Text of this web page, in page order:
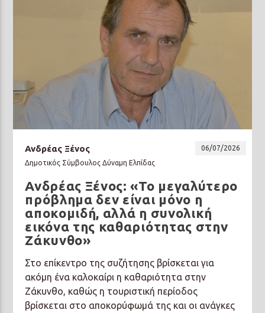
Ανδρέας Ξένος
06/07/2026
Δημοτικός Σύμβουλος Δύναμη Ελπίδας
Ανδρέας Ξένος: «Το μεγαλύτερο
πρόβλημα δεν είναι μόνο η
αποκομιδή, αλλά η συνολική
εικόνα της καθαριότητας στην
Ζάκυνθο»
Στο επίκεντρο της συζήτησης βρίσκεται για
ακόμη ένα καλοκαίρι η καθαριότητα στην
Ζάκυνθο, καθώς η τουριστική περίοδος
βρίσκεται στο αποκορύφωμά της και οι ανάγκες